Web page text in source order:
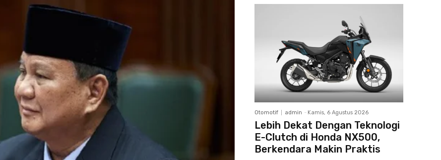
Otomotif admin - Kamis, 6 Agustus 2026
Lebih Dekat Dengan Teknologi
E-Clutch di Honda NX500,
Berkendara Makin Praktis